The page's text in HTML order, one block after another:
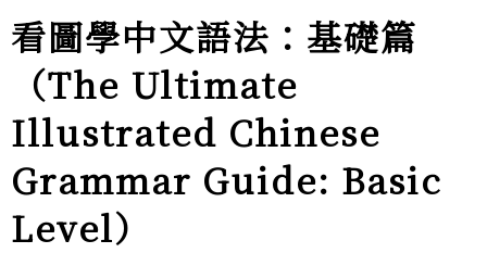
看圖學中文語法：基礎篇
（The Ultimate
Illustrated Chinese
Grammar Guide: Basic
Level）